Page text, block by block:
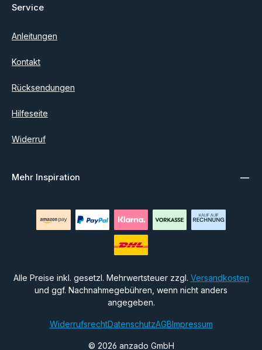
Service
Anleitungen
Kontakt
Rücksendungen
Hilfeseite
Widerruf
Mehr Inspiration
Alle Preise inkl. gesetzl. Mehrwertsteuer zzgl. Versandkosten
und ggf. Nachnahmegebühren, wenn nicht anders
angegeben.
© 2026 anzado GmbH
WiderrufsrechtDatenschutzAGBImpressum